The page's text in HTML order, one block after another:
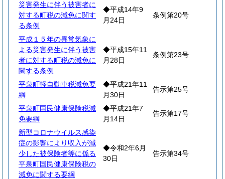
災害発生に伴う被害者に
対する町税の減免に関す
る条例
◆平成14年9
月24日
条例第20号
平成１５年の異常気象に
よる災害発生に伴う被害
者に対する町税の減免に
関する条例
◆平成15年11
月28日
条例第23号
平泉町軽自動車税減免要
綱
◆平成21年11
月30日
告示第25号
平泉町国民健康保険税減
免要綱
◆平成21年7
月14日
告示第17号
新型コロナウイルス感染
症の影響により収入が減
少した被保険者等に係る
平泉町国民健康保険税の
減免に関する要綱
◆令和2年6月
30日
告示第34号